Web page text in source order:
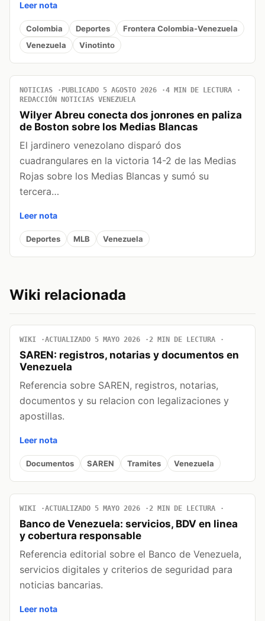
Leer nota
Colombia Deportes
Frontera Colombia-Venezuela
Venezuela
Vinotinto
NOTICIAS PUBLICADO 5 AGOSTO 2026
4 MIN DE LECTURA
REDACCIÓN NOTICIAS VENEZUELA
Wilyer Abreu conecta dos jonrones en paliza
de Boston sobre los Medias Blancas
El jardinero venezolano disparó dos
cuadrangulares en la victoria 14-2 de las Medias
Rojas sobre los Medias Blancas y sumó su
tercera…
Leer nota
Deportes MLB Venezuela
Wiki relacionada
WIKI ACTUALIZADO 5 MAYO 2026 2 MIN DE LECTURA
SAREN: registros, notarias y documentos en
Venezuela
Referencia sobre SAREN, registros, notarias,
documentos y su relacion con legalizaciones y
apostillas.
Leer nota
Documentos SAREN Tramites Venezuela
WIKI ACTUALIZADO 5 MAYO 2026 2 MIN DE LECTURA
Banco de Venezuela: servicios, BDV en linea
y cobertura responsable
Referencia editorial sobre el Banco de Venezuela,
servicios digitales y criterios de seguridad para
noticias bancarias.
Leer nota